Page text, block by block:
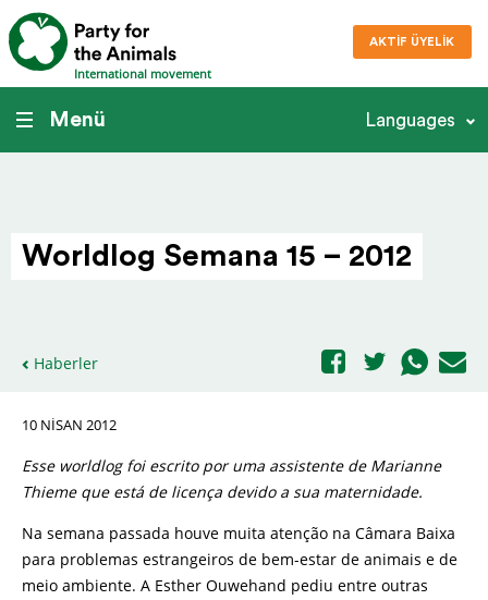
International movement
AKTIF ÜYELIK
Menü Languages
Worldlog Semana 15 – 2012
Haberler
10 NISAN 2012
Esse worldlog foi escrito por uma assistente de Marianne
Thieme que está de licença devido a sua maternidade.
Na semana passada houve muita atenção na Câmara Baixa
para problemas estrangeiros de bem-estar de animais e de
meio ambiente. A Esther Ouwehand pediu entre outras